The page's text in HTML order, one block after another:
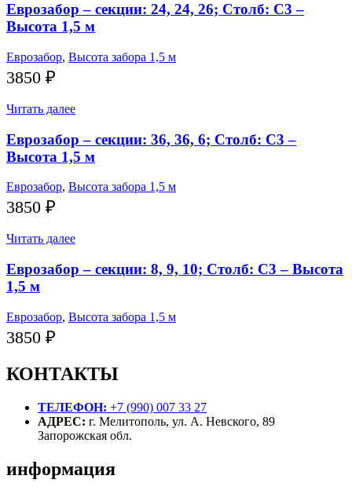
Еврозабор – секции: 24, 24, 26; Столб: С3 –
Высота 1,5 м
Еврозабор, Высота забора 1,5 м
3850 ₽
Читать далее
Еврозабор – секции: 36, 36, 6; Столб: С3 –
Высота 1,5 м
Еврозабор, Высота забора 1,5 м
3850 ₽
Читать далее
Еврозабор – секции: 8, 9, 10; Столб: С3 – Высота
1,5 м
Еврозабор, Высота забора 1,5 м
3850 ₽
КОНТАКТЫ
ТЕЛЕФОН: +7 (990) 007 33 27
АДРЕС: г. Мелитополь, ул. А. Невского, 89
Запорожская обл.
информация